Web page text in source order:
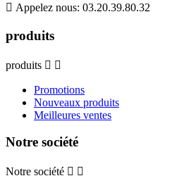
 Appelez nous: 03.20.39.80.32
produits
produits  
Promotions
Nouveaux produits
Meilleures ventes
Notre société
Notre société  